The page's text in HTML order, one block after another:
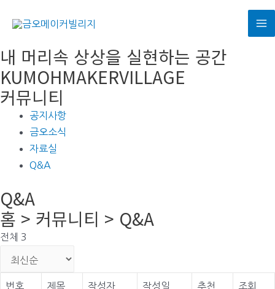
로
건
너
내 머리속 상상을 실현하는 공간
KUMOHMAKERVILLAGE
커뮤니티
공지사항
금오소식
자료실
Q&A
Q&A
홈 > 커뮤니티 > Q&A
전체 3
번호 제목 작성자 작성일 추천 조회